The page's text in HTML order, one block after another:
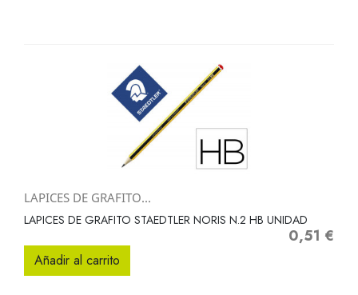
LAPICES DE GRAFITO...
LAPICES DE GRAFITO STAEDTLER NORIS N.2 HB UNIDAD
Precio
0,51 €
Añadir al carrito